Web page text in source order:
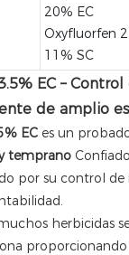
20% EC
Oxyfluorfen
11% SC
EC –
de amplio
EC es un
temprano
por su control de
herbicidas